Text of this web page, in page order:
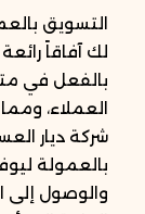
التسويق
لك آفاقاً
بالفعل في
العملاء،
شركة ديار
بالعمولة
والوصول إلى